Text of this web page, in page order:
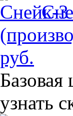
руб.
Базовая
узнать